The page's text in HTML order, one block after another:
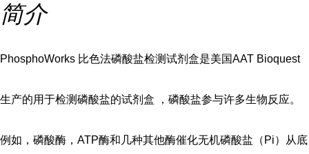
简介
PhosphoWorks 比色法磷酸盐检测试剂盒是美国AAT Bioquest
生产的用于检测磷酸盐的试剂盒 ，磷酸盐参与许多生物反应。
例如，磷酸酶，ATP酶和几种其他酶催化无机磷酸盐（Pi）从底